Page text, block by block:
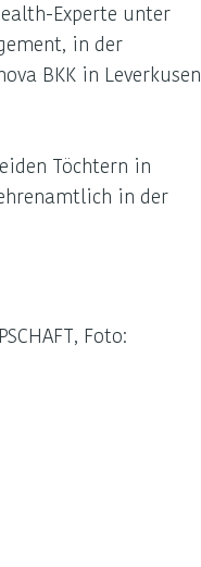
Experte unter
in der
BKK in Leverkusen
Töchtern in
in der
Foto: